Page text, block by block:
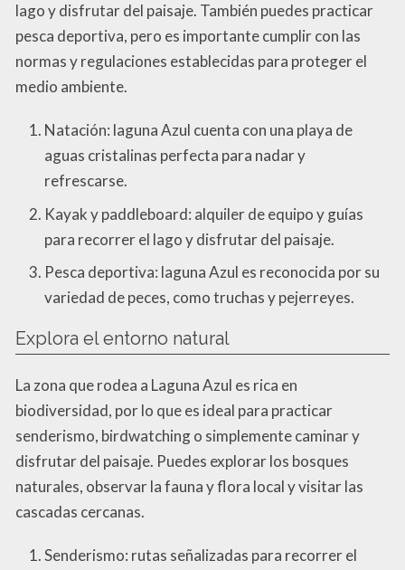
lago y disfrutar del paisaje. También puedes practicar
pesca deportiva, pero es importante cumplir con las
normas y regulaciones establecidas para proteger el
medio ambiente.
Natación: laguna Azul cuenta con una playa de
aguas cristalinas perfecta para nadar y
refrescarse.
Kayak y paddleboard: alquiler de equipo y guías
para recorrer el lago y disfrutar del paisaje.
Pesca deportiva: laguna Azul es reconocida por su
variedad de peces, como truchas y pejerreyes.
Explora el entorno natural
La zona que rodea a Laguna Azul es rica en
biodiversidad, por lo que es ideal para practicar
senderismo, birdwatching o simplemente caminar y
disfrutar del paisaje. Puedes explorar los bosques
naturales, observar la fauna y flora local y visitar las
cascadas cercanas.
Senderismo: rutas señalizadas para recorrer el